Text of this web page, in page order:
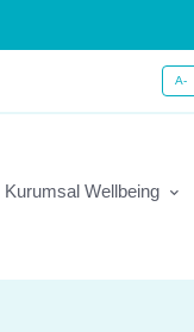
A-
Kurumsal Wellbeing